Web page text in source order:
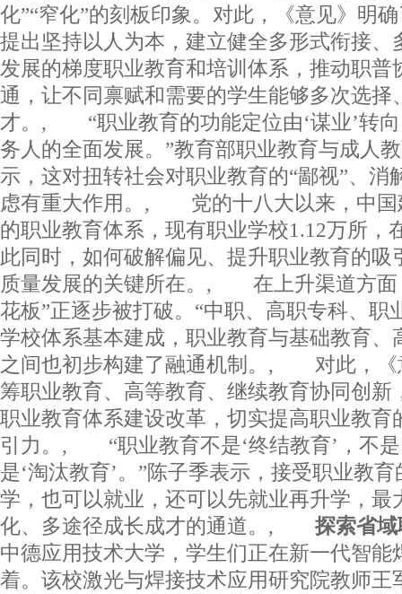
化”“窄化”的刻板印象。对此，《意见》明
提出坚持以人为本，建立健全多形式衔接、
发展的梯度职业教育和培训体系，推动职普
通，让不同禀赋和需要的学生能够多次选择
才。, “职业教育的功能定位由‘谋业’转向
务人的全面发展。”教育部职业教育与成人
示，这对扭转社会对职业教育的“鄙视”、消
虑有重大作用。, 党的十八大以来，中国
的职业教育体系，现有职业学校1.12万所，
此同时，如何破解偏见、提升职业教育的吸
质量发展的关键所在。, 在上升渠道方面
花板”正逐步被打破。“中职、高职专科、职
学校体系基本建成，职业教育与基础教育、
之间也初步构建了融通机制。, 对此，《
筹职业教育、高等教育、继续教育协同创新
职业教育体系建设改革，切实提高职业教育
引力。, “职业教育不是‘终结教育’，不是
是‘淘汰教育’。”陈子季表示，接受职业教
学，也可以就业，还可以先就业再升学，最
化、多途径成长成才的通道。, 探索省
中德应用技术大学，学生们正在新一代智能
着。该校激光与焊接技术应用研究院教师王